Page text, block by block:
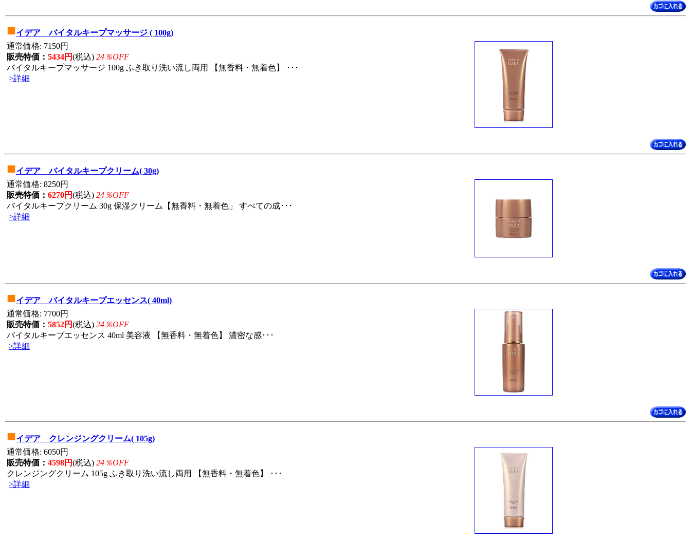
■イデア バイタルキープマッサージ ( 100g)
通常価格: 7150円
販売特価： 5434円(税込) 24％OFF
バイタルキープマッサージ 100g ふき取り洗い流し両用 【無香料・無着色】 ･･･
>詳細
■イデア バイタルキープクリーム( 30g)
通常価格: 8250円
販売特価： 6270円(税込) 24％OFF
バイタルキープクリーム 30g 保湿クリーム【無香料・無着色」 すべての成･･･
>詳細
■イデア バイタルキープエッセンス( 40ml)
通常価格: 7700円
販売特価： 5852円(税込) 24％OFF
バイタルキープエッセンス 40ml 美容液 【無香料・無着色】 濃密な感･･･
>詳細
■イデア クレンジングクリーム( 105g)
通常価格: 6050円
販売特価： 4598円(税込) 24％OFF
クレンジングクリーム 105g ふき取り洗い流し両用 【無香料・無着色】 ･･･
>詳細